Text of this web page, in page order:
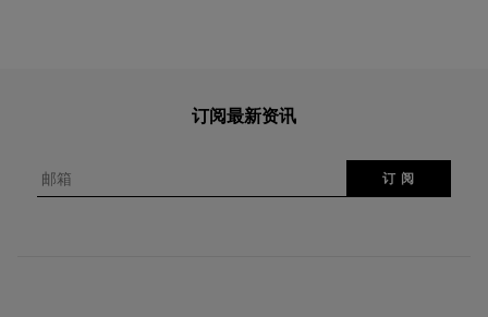
订阅最新资讯
邮箱 订 阅